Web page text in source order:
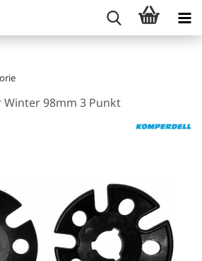
Winter 98mm 3 Punkt